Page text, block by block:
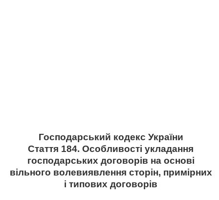
Господарський кодекс України
Стаття 184. Особливості укладання
господарських договорів на основі
вільного волевиявлення сторін, примірних
і типових договорів